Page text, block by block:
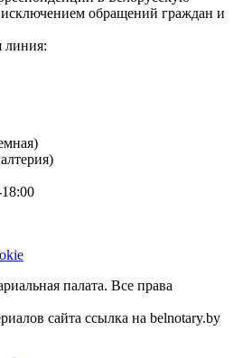
исключением обращений граждан и
линия:
палата. Все права
сайта ссылка на belnotary.by